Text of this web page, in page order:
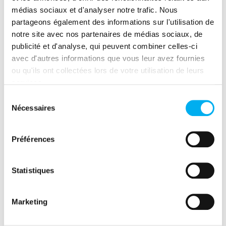
médias sociaux et d'analyser notre trafic. Nous
partageons également des informations sur l'utilisation de
notre site avec nos partenaires de médias sociaux, de
publicité et d'analyse, qui peuvent combiner celles-ci
avec d'autres informations que vous leur avez fournies
ou qu'ils ont collectées lors de votre utilisation de leurs
Nécessaires
Préférences
Statistiques
Marketing
10h15 – 10h30 > pause
10h35 – 11h15 > 2 ateliers au choix :
Power BI/MyReport – Le match :
quotidien ?
l’Hyperautomatisation !
En 2026, une
Excel sans formules : ça exécute, mais ça
ne réfléchit pas.
11h20 – 12h05 > plénière de clôture